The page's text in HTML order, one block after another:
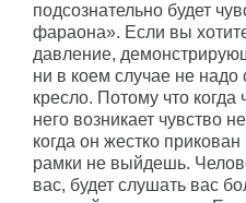
подсознательно будет
фараона». Если вы
давление,
ни в коем случае не
кресло. Потому что когда
него возникает чувство
когда он жестко
рамки не выйдешь.
вас, будет слушать вас